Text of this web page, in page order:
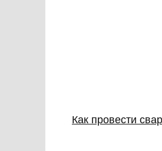
Как провести